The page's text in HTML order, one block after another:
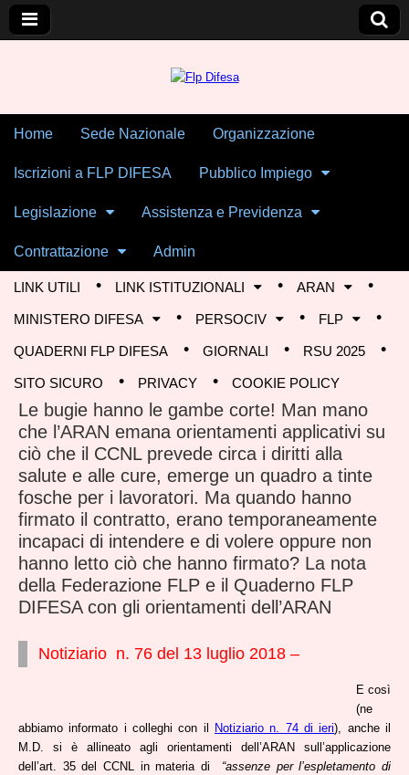
Main menu
Skip to content
Home Sede Nazionale Organizzazione
Iscrizioni a FLP DIFESA Pubblico Impiego
Legislazione Assistenza e Previdenza
Contrattazione Admin
LINK UTILI LINK ISTITUZIONALI ARAN
MINISTERO DIFESA PERSOCIV FLP
QUADERNI FLP DIFESA GIORNALI RSU 2025
SITO SICURO PRIVACY COOKIE POLICY
Le bugie hanno le gambe corte! Man mano
che l’ARAN emana orientamenti applicativi su
ciò che il CCNL prevede circa i diritti alla
salute e alle cure, emerge un quadro a tinte
fosche per i lavoratori. Ma quando hanno
firmato il contratto, erano temporaneamente
incapaci di intendere e di volere oppure non
hanno letto ciò che hanno firmato? La nota
della Federazione FLP e il Quaderno FLP
DIFESA con gli orientamenti dell’ARAN
Notiziario n. 76 del 13 luglio 2018 –
E così
(ne
abbiamo informato i colleghi con il
Notiziario n. 74 di ieri), anche il
M.D. si è allineato agli orientamenti dell’ARAN sull’applicazione
dell’art. 35 del CCNL in materia di “assenze per l’espletamento di